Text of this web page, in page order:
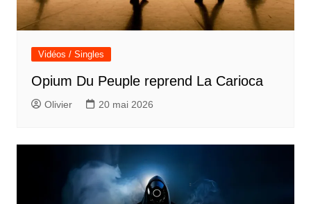
Vidéos / Singles
Opium Du Peuple reprend La Carioca
Olivier 20 mai 2026